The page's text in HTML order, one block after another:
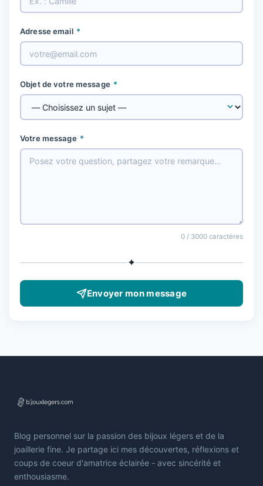
Adresse email *
Objet de votre message *
Votre message *
0 / 3000 caractères
✦
Envoyer mon message
Blog personnel sur la passion des bijoux légers et de la
joaillerie fine. Je partage ici mes découvertes, réflexions et
coups de coeur d'amatrice éclairée - avec sincérité et
enthousiasme.